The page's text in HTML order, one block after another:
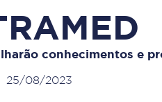
conhecimentos e
25/08/2023